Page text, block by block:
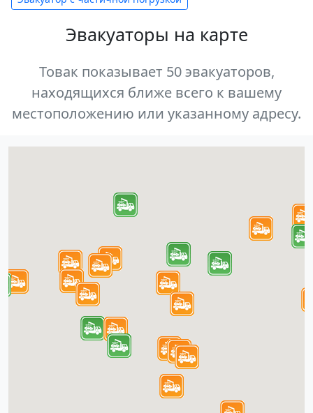
Эвакуаторы на карте
Товак показывает 50 эвакуаторов,
находящихся ближе всего к вашему
местоположению или указанному адресу.